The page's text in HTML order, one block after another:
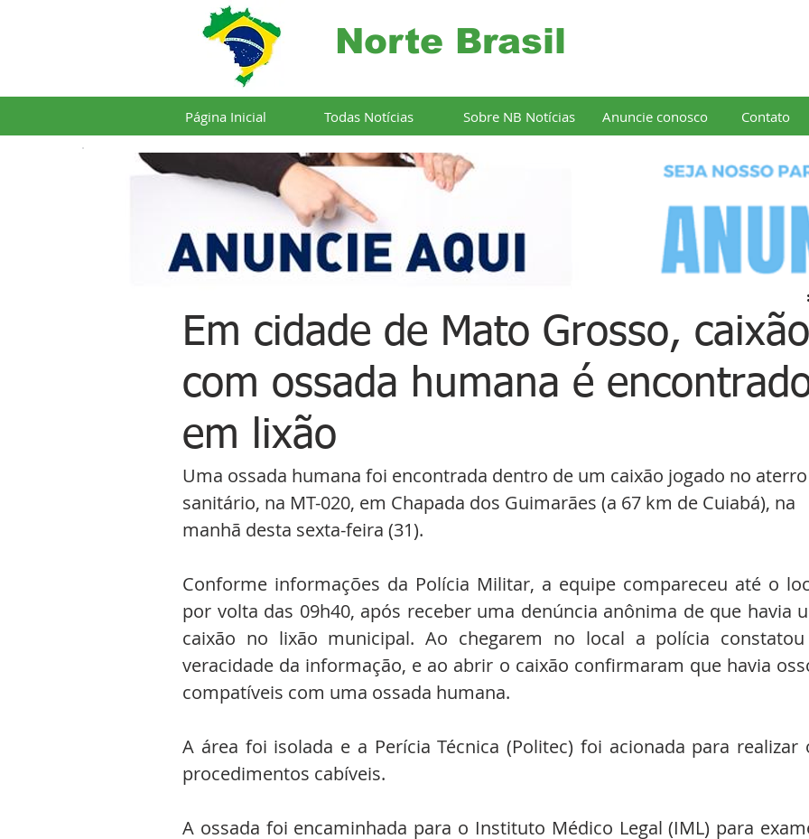
Norte Brasil
Página Inicial Todas Notícias Sobre NB Notícias Anuncie conosco Contato
Em cidade de Mato Grosso, caixão
com ossada humana é
em lixão
Uma ossada humana foi encontrada dentro de um caixão jogado no
sanitário, na MT-020, em Chapada dos Guimarães (a 67 km de Cuiabá), na
manhã desta sexta-feira (31).
Conforme informações da Polícia Militar, a equipe compareceu até o
por volta das 09h40, após receber uma denúncia anônima de que havia
caixão no lixão municipal. Ao chegarem no local a polícia
veracidade da informação, e ao abrir o caixão confirmaram que havia
compatíveis com uma ossada humana.
A área foi isolada e a Perícia Técnica (Politec) foi acionada para realizar
procedimentos cabíveis.
A ossada foi encaminhada para o Instituto Médico Legal (IML) para